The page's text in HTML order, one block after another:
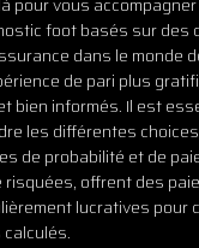
foot basés sur des
dans le monde
de pari plus
bien informés. Il est
les différentes
de probabilité et de
risquées, offrent des
lucratives pour